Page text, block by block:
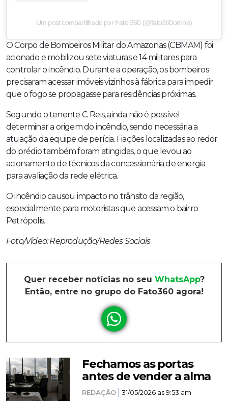
Um post compartilhado por Fato 360 (@fato360online)
O Corpo de Bombeiros Militar do Amazonas (CBMAM) foi
acionado e mobilizou sete viaturas e 14 militares para
controlar o incêndio. Durante a operação, os bombeiros
precisaram acessar imóveis vizinhos à fábrica para impedir
que o fogo se propagasse para residências próximas.
Segundo o tenente C. Reis, ainda não é possível
determinar a origem do incêndio, sendo necessária a
atuação da equipe de perícia. Fiações localizadas ao redor
do prédio também foram atingidas, o que levou ao
acionamento de técnicos da concessionária de energia
para avaliação da rede elétrica.
O incêndio causou impacto no trânsito da região,
especialmente para motoristas que acessam o bairro
Petrópolis.
Foto/Vídeo: Reprodução/Redes Sociais
Quer receber notícias no seu WhatsApp?
Então, entre no grupo do Fato360 agora!
Fechamos as portas
antes de vender a alma
REDAÇÃO 31/05/2026 as 9:53 am